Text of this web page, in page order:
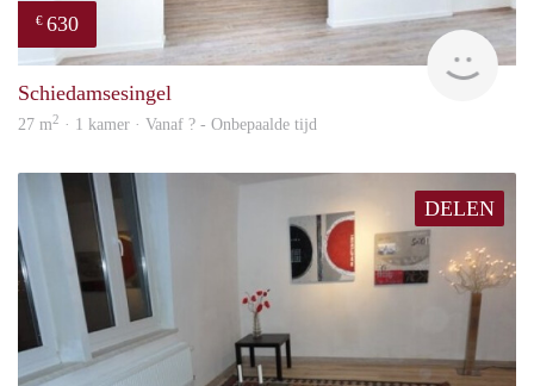
€ 630
Schiedamsesingel
27 m2 · 1 kamer · Vanaf ? - Onbepaalde tijd
DELEN